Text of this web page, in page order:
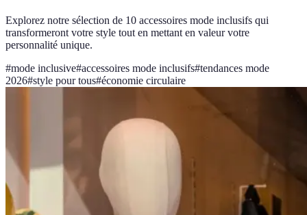
Explorez notre sélection de 10 accessoires mode inclusifs qui
transformeront votre style tout en mettant en valeur votre
personnalité unique.
#mode inclusive#accessoires mode inclusifs#tendances mode
2026#style pour tous#économie circulaire